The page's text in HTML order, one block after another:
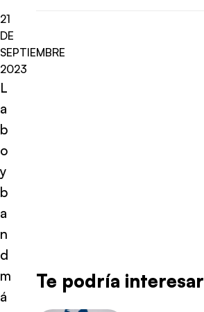
21
DE
SEPTIEMBRE
2023
L
a
b
o
y
b
a
n
d
m
á
Te podría interesar